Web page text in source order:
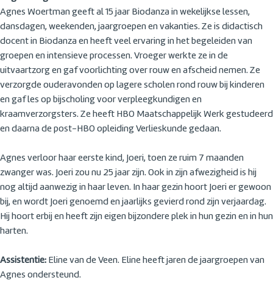
Agnes Woertman geeft al 15 jaar Biodanza in wekelijkse lessen,
dansdagen, weekenden, jaargroepen en vakanties. Ze is didactisch
docent in Biodanza en heeft veel ervaring in het begeleiden van
groepen en intensieve processen. Vroeger werkte ze in de
uitvaartzorg en gaf voorlichting over rouw en afscheid nemen. Ze
verzorgde ouderavonden op lagere scholen rond rouw bij kinderen
en gaf les op bijscholing voor verpleegkundigen en
kraamverzorgsters. Ze heeft HBO Maatschappelijk Werk gestudeerd
en daarna de post-HBO opleiding Verlieskunde gedaan.
Agnes verloor haar eerste kind, Joeri, toen ze ruim 7 maanden
zwanger was. Joeri zou nu 25 jaar zijn. Ook in zijn afwezigheid is hij
nog altijd aanwezig in haar leven. In haar gezin hoort Joeri er gewoon
bij, en wordt Joeri genoemd en jaarlijks gevierd rond zijn verjaardag.
Hij hoort erbij en heeft zijn eigen bijzondere plek in hun gezin en in hun
harten.
Assistentie: Eline van de Veen. Eline heeft jaren de jaargroepen van
Agnes ondersteund.